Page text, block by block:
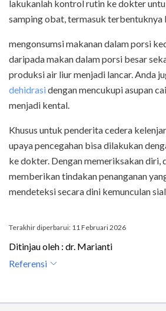
lakukanlah kontrol rutin ke dokter
samping obat, termasuk terbentuknya
mengonsumsi makanan dalam porsi
daripada makan dalam porsi besar
produksi air liur menjadi lancar. Anda
dehidrasidengan mencukupi asupan
menjadi kental.
Khusus untuk penderita cedera
upaya pencegahan bisa dilakukan
ke dokter. Dengan memeriksakan diri,
memberikan tindakan penanganan
mendeteksi secara dini kemunculan
Terakhir diperbarui: 11 Februari 2026